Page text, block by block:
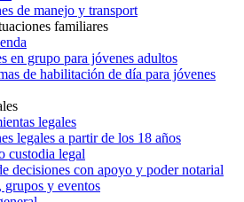
de manejo y transport
familiares
en grupo para jóvenes adultos
de habilitación de día para jóvenes
legales
legales a partir de los 18 años
custodia legal
decisiones con apoyo y poder notarial
grupos y eventos